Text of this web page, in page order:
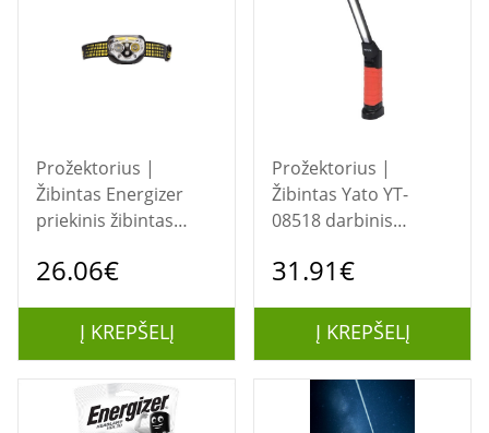
Prožektorius |
Žibintas Energizer
priekinis žibintas
LM, 3 šviesos spalvos
26.06€
Į KREPŠELĮ
Prožektorius |
Žibintas Yato YT-
08518 darbinis
8 W
31.91€
Į KREPŠELĮ